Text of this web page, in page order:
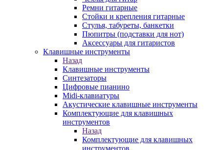
Ремни гитарные
Стойки и крепления гитарные
Стулья, табуреты, банкетки
Пюпитры (подставки для нот)
Аксессуары для гитаристов
Клавишные инструменты
Назад
Клавишные инструменты
Синтезаторы
Цифровые пианино
Midi-клавиатуры
Акустические клавишные инструменты
Комплектующие для клавишных
инструментов
Назад
Комплектующие для клавишных
инструментов